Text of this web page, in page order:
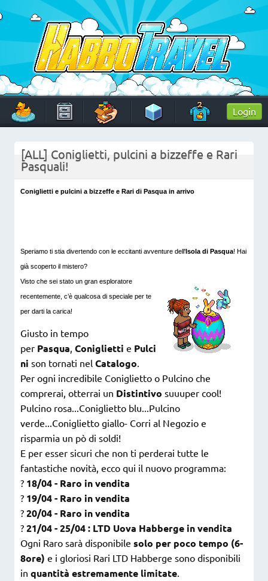
to
content
HabboTravel
Un viaggio di pixel!
Login
[ALL] Coniglietti, pulcini a bizzeffe e Rari
Pasquali!
Coniglietti e pulcini a bizzeffe e Rari di Pasqua in arrivo
Speriamo ti stia divertendo con le eccitanti avventure dell'Isola di Pasqua! Hai
già scoperto il mistero?
Visto che sei stato un gran esploratore
recentemente, c’è qualcosa di speciale per te
per darti la carica!
Giusto in tempo
per Pasqua, Coniglietti e Pulci
ni son tornati nel Catalogo.
Per ogni incredibile Coniglietto o Pulcino che
comprerai, otterrai un Distintivo suuuper cool!
Pulcino rosa...Coniglietto blu...Pulcino
verde...Coniglietto giallo- Corri al Negozio e
risparmia un pò di soldi!
E per esser sicuri che non ti perderai tutte le
fantastiche novità, ecco qui il nuovo programma:
? 18/04 - Raro in vendita
? 19/04 - Raro in vendita
? 20/04 - Raro in vendita
? 21/04 - 25/04 : LTD Uova Habberge in vendita
Ogni Raro sarà disponibile solo per poco tempo (6-
8ore) e i gloriosi Rari LTD Habberge sono disponibili
in quantità estremamente limitate.